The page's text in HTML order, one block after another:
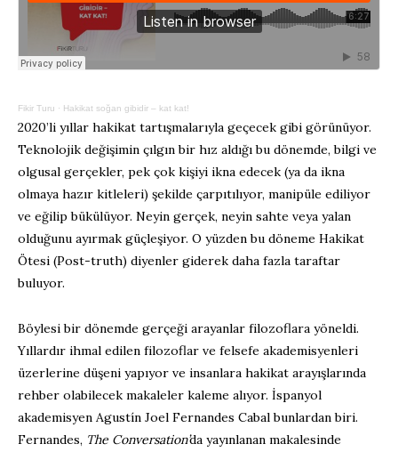
Fikir Turu · Hakikat soğan gibidir – kat kat!
2020’li yıllar hakikat tartışmalarıyla geçecek gibi görünüyor.
Teknolojik değişimin çılgın bir hız aldığı bu dönemde, bilgi ve
olgusal gerçekler, pek çok kişiyi ikna edecek (ya da ikna
olmaya hazır kitleleri) şekilde çarpıtılıyor, manipüle ediliyor
ve eğilip bükülüyor. Neyin gerçek, neyin sahte veya yalan
olduğunu ayırmak güçleşiyor. O yüzden bu döneme Hakikat
Ötesi (Post-truth) diyenler giderek daha fazla taraftar
buluyor.
Böylesi bir dönemde gerçeği arayanlar filozoflara yöneldi.
Yıllardır ihmal edilen filozoflar ve felsefe akademisyenleri
üzerlerine düşeni yapıyor ve insanlara hakikat arayışlarında
rehber olabilecek makaleler kaleme alıyor. İspanyol
akademisyen Agustín Joel Fernandes Cabal bunlardan biri.
Fernandes, The Conversation’da yayınlanan makalesinde